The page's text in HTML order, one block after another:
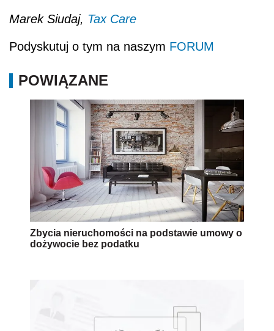
Marek Siudaj, Tax Care
Podyskutuj o tym na naszym FORUM
POWIĄZANE
Zbycia nieruchomości na podstawie umowy o
dożywocie bez podatku